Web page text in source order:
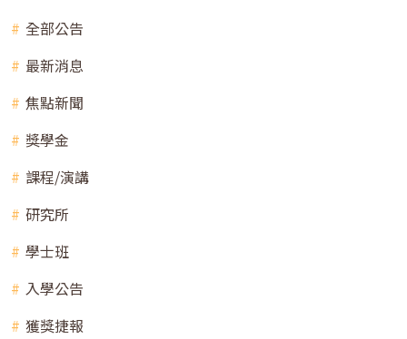
全部公告
最新消息
焦點新聞
獎學金
課程/演講
研究所
學士班
入學公告
獲獎捷報